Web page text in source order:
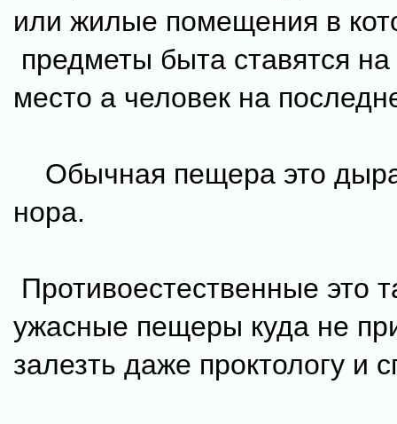
или жилые помещения в
предметы быта ставятся
место а человек на
Обычная пещера это
нора.
Противоестественные это
ужасные пещеры куда не
залезть даже проктологу и